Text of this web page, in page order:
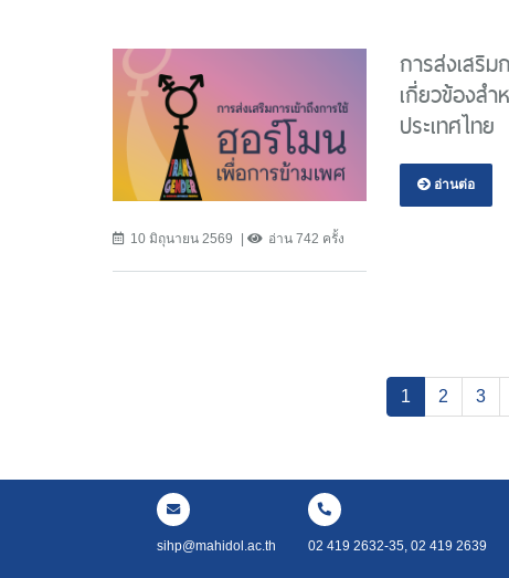
10 มิถุนายน 2569 อ่าน 742 ครั้ง
การส่งเสริม
เกี่ยวข้องส
ประเทศไทย
อ่านต่อ
1 (current)
2 3
sihp@mahidol.ac.th 02 419 2632-35, 02 419 2639